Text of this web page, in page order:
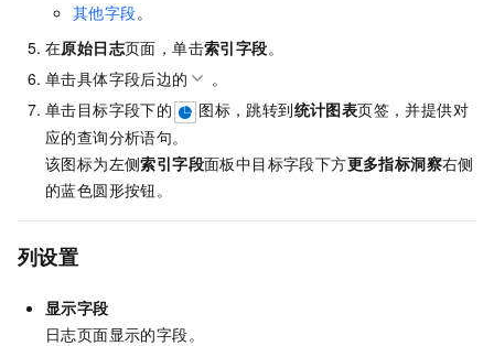
其他字段。
在原始日志页面，单击索引字段。
单击具体字段后边的
。
单击目标字段下的
图标，跳转到统计图表页签，并提供对
应的查询分析语句。
该图标为左侧索引字段面板中目标字段下方更多指标洞察右侧
的蓝色圆形按钮。
列设置
显示字段
日志页面显示的字段。